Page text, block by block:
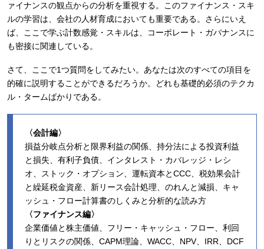
ァイナンスの観点からの分析を重視する。このファイナンス・スキ
ルの学習は、会社の人材育成においても重要である。さらにいえ
ば、ここで学ぶ計数感覚・スキルは、コーポレート・ガバナンスに
も密接に関連している。
さて、ここで1つ質問をしてみたい。あなたは次のすべての項目を
的確に説明することができるだろうか。どれも基礎的必須のテクカ
ル・タームばかりである。
〈会計編〉
損益分岐点分析と限界利益の関係、持分法による投資利益
と損失、有利子負債、インタレスト・カバレッジ・レシ
オ、ストック・オプション、運転資本とCCC、税効果会計
と繰延税金資産、新リース会計処理、のれんと減損、キャ
ッシュ・フロー計算書のしくみと分析的な読み方
〈ファイナンス編〉
企業価値と株主価値、フリー・キャッシュ・フロー、利回
りとリスクの関係、CAPM理論、WACC、NPV、IRR、DCF